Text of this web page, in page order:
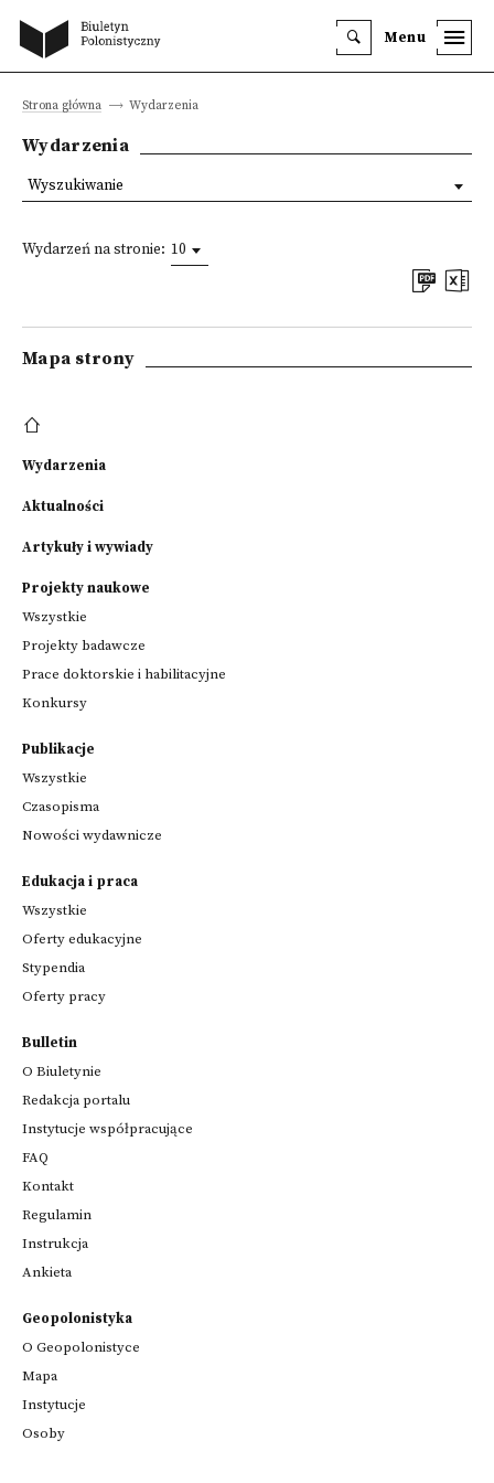
Menu
Strona główna Wydarzenia
Wydarzenia
Wydarzeń na stronie: 10
Wyszukiwanie
Mapa strony
Wydarzenia
Aktualności
Artykuły i wywiady
Projekty naukowe
Wszystkie
Projekty badawcze
Prace doktorskie i habilitacyjne
Konkursy
Publikacje
Wszystkie
Czasopisma
Nowości wydawnicze
Edukacja i praca
Wszystkie
Oferty edukacyjne
Stypendia
Oferty pracy
Bulletin
O Biuletynie
Redakcja portalu
Instytucje współpracujące
FAQ
Kontakt
Regulamin
Instrukcja
Ankieta
Geopolonistyka
O Geopolonistyce
Mapa
Instytucje
Osoby